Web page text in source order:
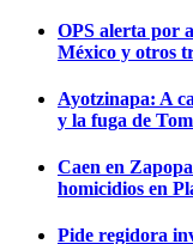
OPS alerta por
México y otros
Ayotzinapa: A
y la fuga de
Caen en
homicidios en
Pide regidora